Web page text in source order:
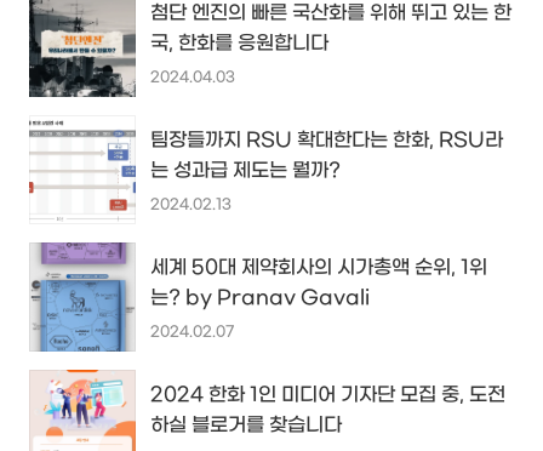
첨단 엔진의 빠른 국산화를 위해 뛰고 있는 한
국, 한화를 응원합니다
2024.04.03
팀장들까지 RSU 확대한다는 한화, RSU라
는 성과급 제도는 뭘까?
2024.02.13
세계 50대 제약회사의 시가총액 순위, 1위
는? by Pranav Gavali
2024.02.07
2024 한화 1인 미디어 기자단 모집 중, 도전
하실 블로거를 찾습니다